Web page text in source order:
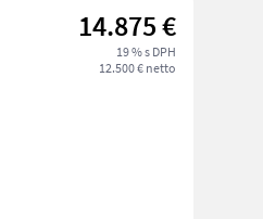
14.875 €
19 % s DPH
12.500 € netto